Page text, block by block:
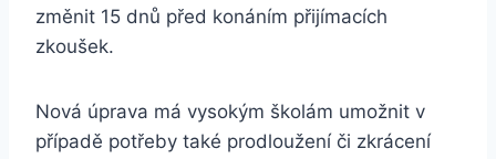
změnit 15 dnů před konáním přijímacích
zkoušek.
Nová úprava má vysokým školám umožnit v
případě potřeby také prodloužení či zkrácení